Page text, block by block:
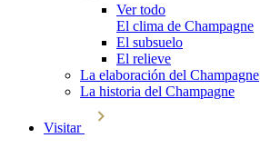
Ver todo
El clima de Champagne
El subsuelo
El relieve
La elaboración del Champagne
La historia del Champagne
Visitar